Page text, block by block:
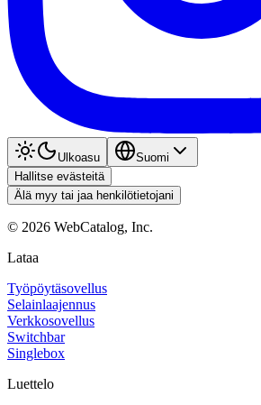
Ulkoasu
Suomi
Hallitse evästeitä
Älä myy tai jaa henkilötietojani
© 2026 WebCatalog, Inc.
Lataa
Työpöytäsovellus
Selainlaajennus
Verkkosovellus
Switchbar
Singlebox
Luettelo